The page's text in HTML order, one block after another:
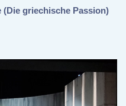
griechische Passion)